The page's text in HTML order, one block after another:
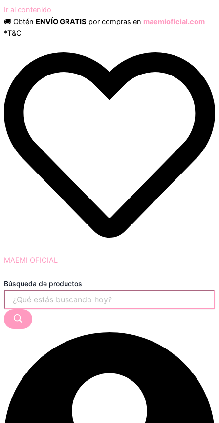
Ir al contenido
🚚 Obtén ENVÍO GRATIS por compras en maemioficial.com
*T&C
MAEMI OFICIAL
Búsqueda de productos